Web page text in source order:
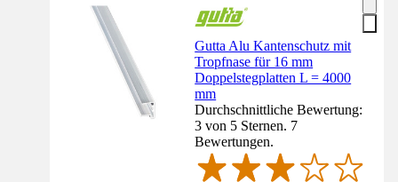
Gutta Alu Kantenschutz mit
Tropfnase für 16 mm
Doppelstegplatten L = 4000
mm
Durchschnittliche Bewertung:
3 von 5 Sternen. 7
Bewertungen.